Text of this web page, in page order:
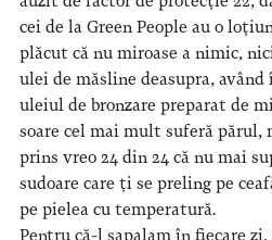
cei de la Green People au o
plăcut că nu miroase a nimic,
ulei de măsline deasupra,
uleiul de bronzare preparat de
soare cel mai mult suferă părul,
prins vreo 24 din 24 că nu mai
sudoare care ți se preling pe
pe pielea cu temperatură.
Pentru că-l sapalam în fiecare